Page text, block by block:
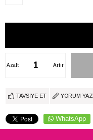
Artır
Azalt
TAVSIYE ET YORUM YAZ
WhatsApp